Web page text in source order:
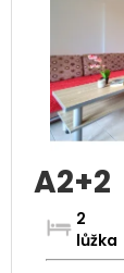
A2+2
2
lůžka